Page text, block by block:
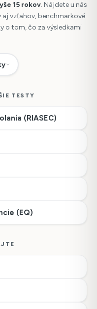
15 rokov. Nájdete u nás
vzťahov, benchmarkové
o tom, čo za výsledkami
TESTY
(RIASEC)
(EQ)